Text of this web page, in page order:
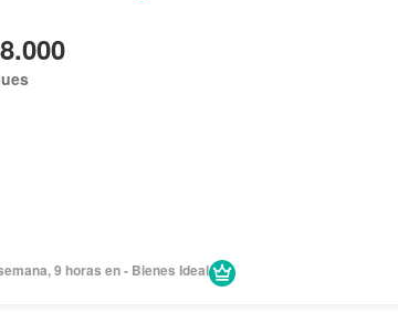
9 horas en - Bienes Ideal